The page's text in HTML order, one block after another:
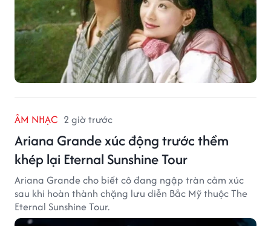
ÂM NHẠC 2 giờ trước
Ariana Grande xúc động trước thềm
khép lại Eternal Sunshine Tour
Ariana Grande cho biết cô đang ngập tràn cảm xúc
sau khi hoàn thành chặng lưu diễn Bắc Mỹ thuộc The
Eternal Sunshine Tour.